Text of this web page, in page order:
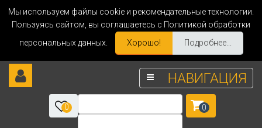
Мы используем файлы cookie и рекомендательные технологии.
Пользуясь сайтом, вы соглашаетесь с Политикой обработки
персональных данных.
Хорошо! Подробнее...
НАВИГАЦИЯ
0 0